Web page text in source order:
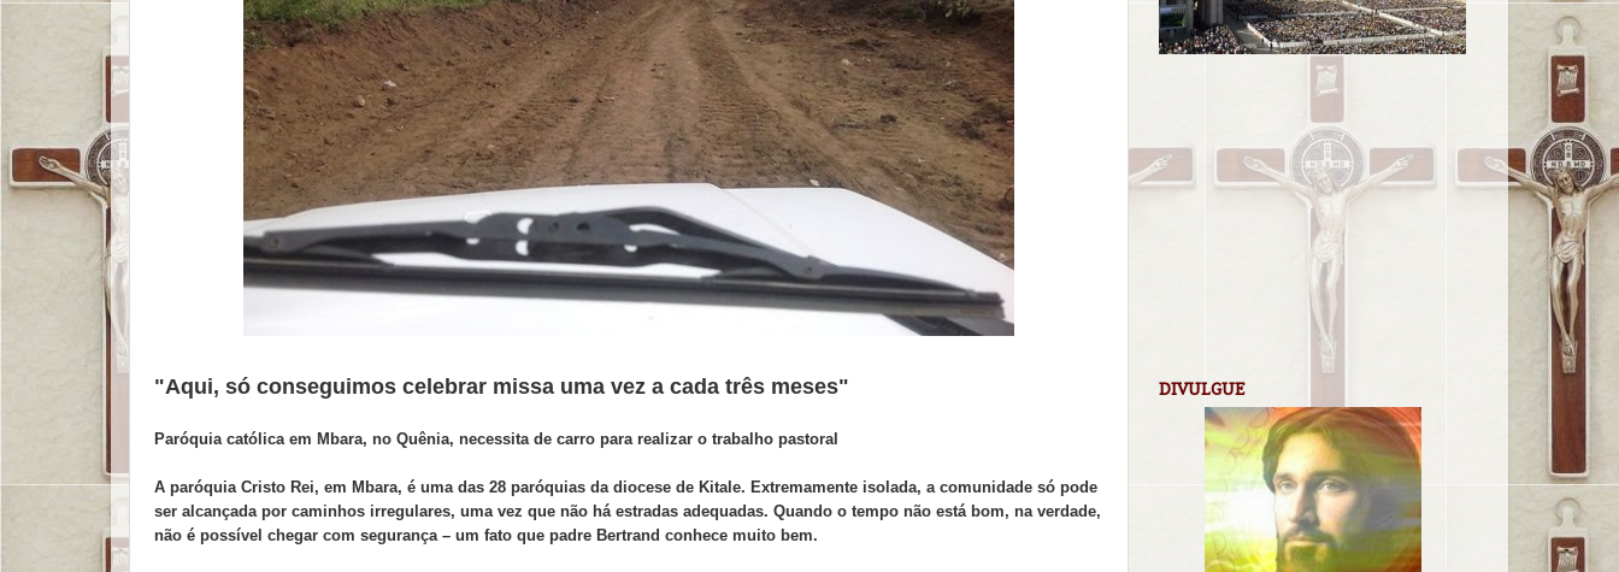
"Aqui, só conseguimos celebrar missa uma vez a cada três meses"
Paróquia católica em Mbara, no Quênia, necessita de carro para realizar o trabalho pastoral
A paróquia Cristo Rei, em Mbara, é uma das 28 paróquias da diocese de Kitale. Extremamente isolada, a comunidade só pode
ser alcançada por caminhos irregulares, uma vez que não há estradas adequadas. Quando o tempo não está bom, na verdade,
não é possível chegar com segurança – um fato que padre Bertrand conhece muito bem.
DIVULGUE